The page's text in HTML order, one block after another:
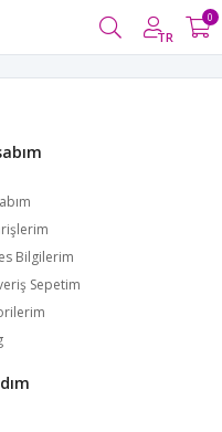
TR
0
Bilgilerim
Sepetim